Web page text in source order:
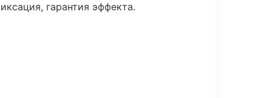
гарантия эффекта.